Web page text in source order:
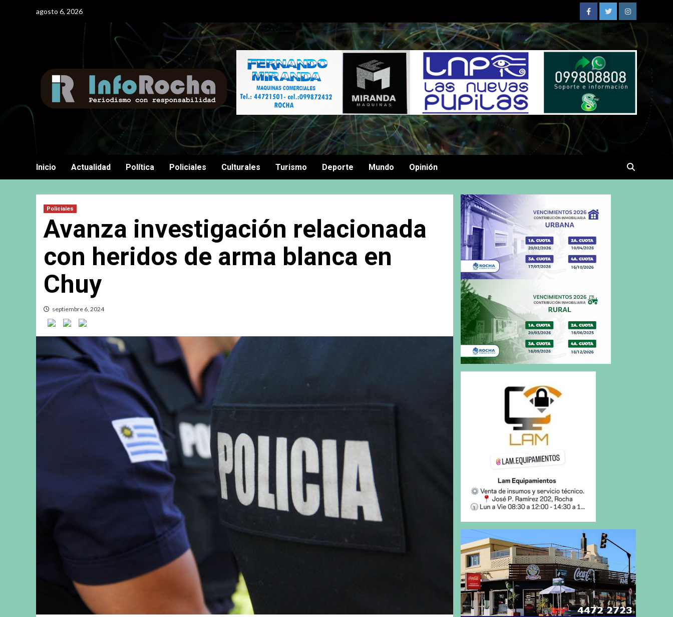
agosto 6, 2026
FacebookTwitterInstagram
Inicio Actualidad Política Policiales Culturales Turismo Deporte Mundo Opinión
Policiales
Avanza investigación relacionada
con heridos de arma blanca en
Chuy
septiembre 6, 2024